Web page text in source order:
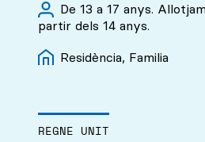
De 13 a 17 anys.
partir dels 14 anys.
Residència, Familia
REGNE UNIT